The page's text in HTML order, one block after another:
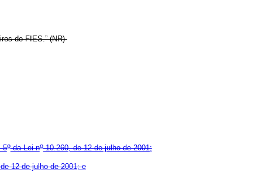
do FIES.” (NR)
5oda Lei no10.260, de 12 de julho de 2001;
12 de julho de 2001; e